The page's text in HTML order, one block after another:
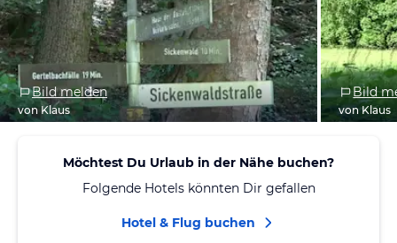
Bild melden
von Klaus
Bild
von Klaus
Möchtest Du Urlaub in der Nähe buchen?
Folgende Hotels könnten Dir gefallen
Hotel & Flug buchen